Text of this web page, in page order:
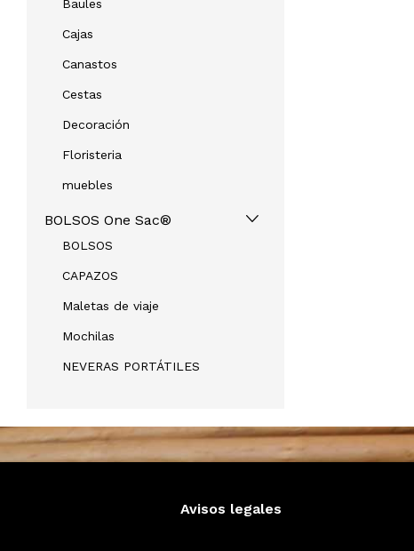
Baules
Cajas
Canastos
Cestas
Decoración
Floristeria
muebles
BOLSOS One Sac®
BOLSOS
CAPAZOS
Maletas de viaje
Mochilas
NEVERAS PORTÁTILES
Avisos legales